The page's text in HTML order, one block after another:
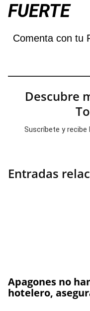
FUERTE
Comenta con tu
Descubre
Suscríbete y
Entradas
Apagones no
hotelero,